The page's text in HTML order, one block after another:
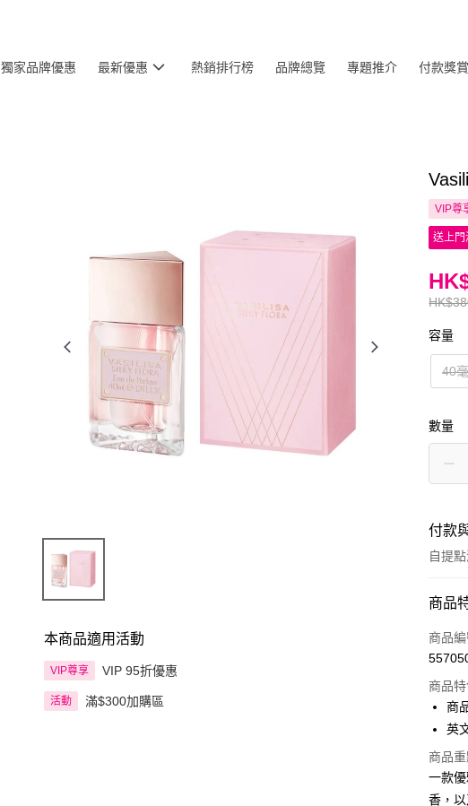
獨家品牌優惠 最新優惠 熱銷排行榜 品牌總覽 專題推介 付款獎賞
本商品適用活動
VIP尊享 VIP 95折優惠
活動 滿$300加購區
VIP尊
送上
容量
40
數量
付款
自提
付款
信用卡
PayMe
BoC
商品
商品
商品
商
英
商品
一款
香，